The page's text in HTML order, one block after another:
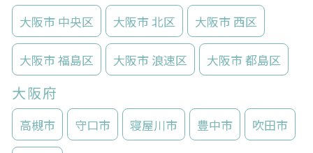
大阪市 中央区 大阪市 北区 大阪市 西区
大阪市 福島区 大阪市 浪速区 大阪市 都島区
大阪府
高槻市 守口市 寝屋川市 豊中市 吹田市